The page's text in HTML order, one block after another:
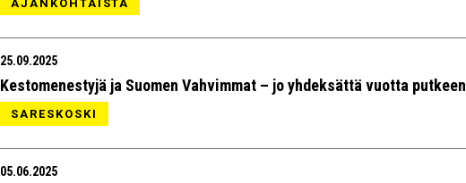
AJANKOHTAISTA
25.09.2025
Kestomenestyjä ja Suomen Vahvimmat – jo yhdeksättä vuotta putkeen
SARESKOSKI
05.06.2025